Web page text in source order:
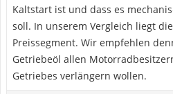
Kaltstart ist und dass es
soll. In unserem Vergleich liegt
Preissegment. Wir empfehlen
Getriebeöl allen
Getriebes verlängern wollen.